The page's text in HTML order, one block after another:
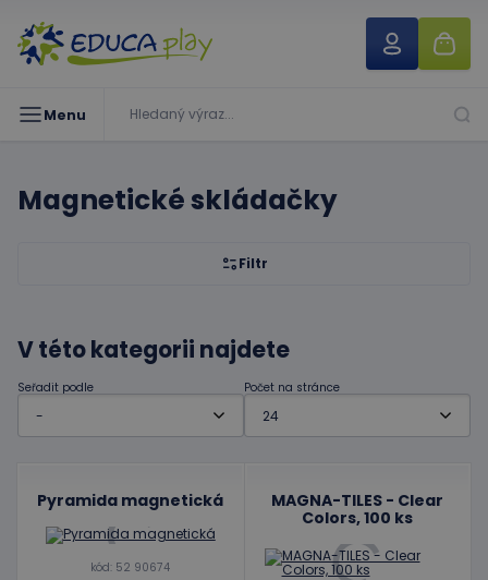
Menu
Magnetické skládačky
Filtr
V této kategorii najdete
Seřadit podle Počet na stránce
Pyramida magnetická
kód: 52 90674
MAGNA-TILES - Clear
Colors, 100 ks